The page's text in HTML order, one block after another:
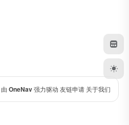
由 OneNav强力驱动 友链申请 关于我们